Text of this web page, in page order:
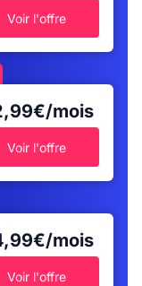
Voir l'offre
mois
Voir l'offre
mois
Voir l'offre